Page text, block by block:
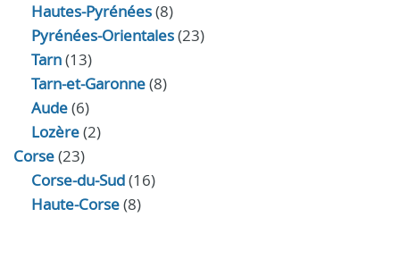
Hautes-Pyrénées(8)
Pyrénées-Orientales(23)
Tarn(13)
Tarn-et-Garonne(8)
Aude(6)
Lozère(2)
Corse(23)
Corse-du-Sud(16)
Haute-Corse(8)